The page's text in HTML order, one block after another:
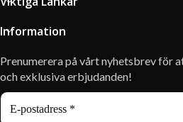
Information
Prenumerera på vårt nyhetsbrev för
och exklusiva erbjudanden!